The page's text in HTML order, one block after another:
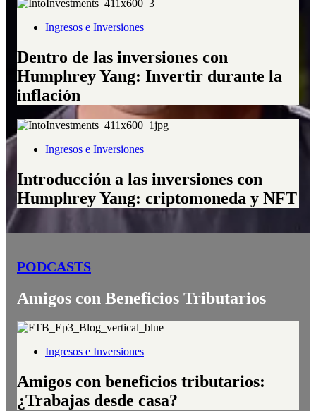
Ingresos e Inversiones
Dentro de las inversiones con
Humphrey Yang: Invertir durante la
inflación
Ingresos e Inversiones
Introducción a las inversiones con
Humphrey Yang: criptomoneda y NFT
PODCASTS
Amigos con Beneficios Tributarios
Ingresos e Inversiones
Amigos con beneficios tributarios:
¿Trabajas desde casa?